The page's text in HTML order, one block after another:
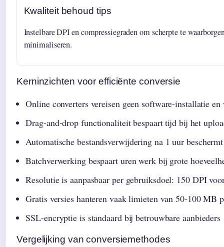
Kwaliteit behoud tips
Instelbare DPI en compressiegraden om scherpte te
minimaliseren.
Kerninzichten voor efficiënte conversie
Online converters vereisen geen software-installatie
Drag-and-drop functionaliteit bespaart tijd bij het
Automatische bestandsverwijdering na 1 uur
Batchverwerking bespaart uren werk bij grote
Resolutie is aanpasbaar per gebruiksdoel: 150 DPI
Gratis versies hanteren vaak limieten van 50-100 MB
SSL-encryptie is standaard bij betrouwbare aanbieders
Vergelijking van conversiemethodes